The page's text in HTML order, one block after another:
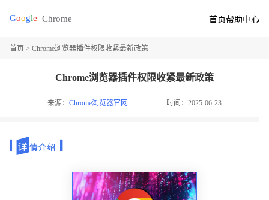
首页帮助中心
首页 > Chrome浏览器插件权限收紧最新政策
Chrome浏览器插件权限收紧最新政策
来源：Chrome浏览器官网 时间：2025-06-23